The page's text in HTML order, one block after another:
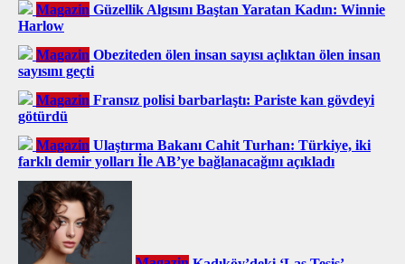
Magazin Güzellik Algısını Baştan Yaratan Kadın: Winnie
Harlow
Magazin Obeziteden ölen insan sayısı açlıktan ölen insan
sayısını geçti
Magazin Fransız polisi barbarlaştı: Pariste kan gövdeyi
götürdü
Magazin Ulaştırma Bakanı Cahit Turhan: Türkiye, iki
farklı demir yolları İle AB’ye bağlanacağını açıkladı